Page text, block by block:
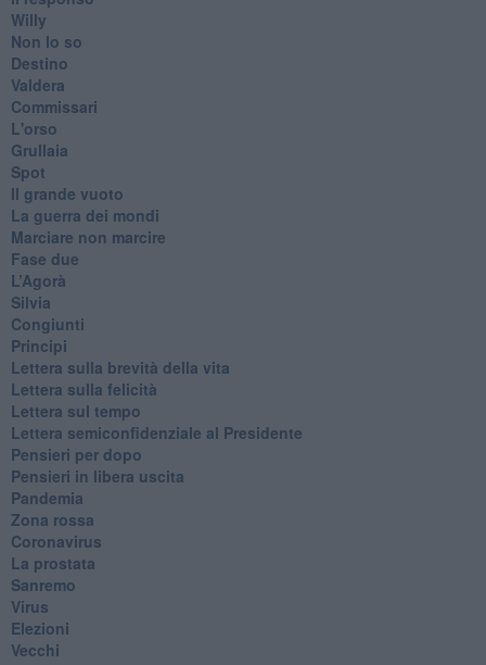
Willy
Non lo so
Destino
Valdera
Commissari
L'orso
Grullaia
Spot
​Il grande vuoto
​La guerra dei mondi
Marciare non marcire
Fase due
L’Agorà
Silvia
Congiunti
Principi
​Lettera sulla brevità della vita
​Lettera sulla felicità
​Lettera sul tempo
Lettera semiconfidenziale al Presidente
Pensieri per dopo
​Pensieri in libera uscita
Pandemia
Zona rossa
Coronavirus
La prostata
Sanremo
Virus
Elezioni
Vecchi